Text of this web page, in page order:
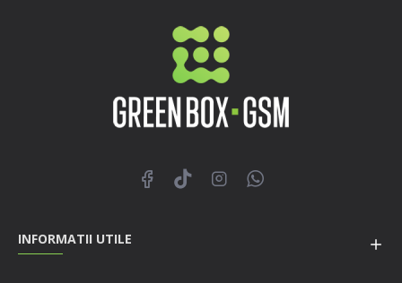
INFORMATII UTILE